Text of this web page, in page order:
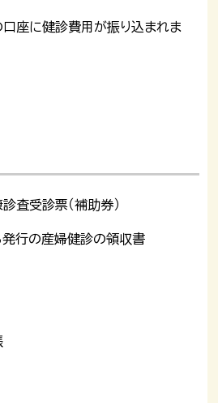
座に健診費用が振り込まれま
査受診票（補助券）
発行の産婦健診の領収書